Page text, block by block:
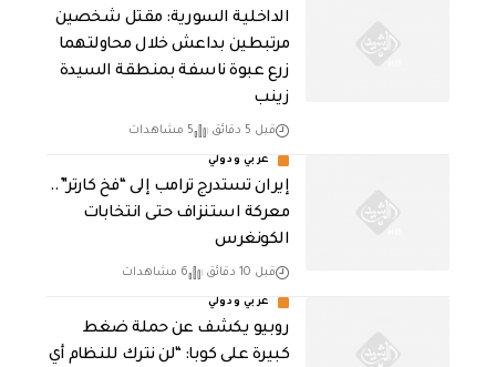
الداخلية السورية: مقتل شخصين
مرتبطين بداعش خلال محاولتهما
زرع عبوة ناسفة بمنطقة السيدة
زينب
قبل 5 دقائق 5 مشاهدات
عربي ودولي
إيران تستدرج ترامب إلى “فخ كارتر”..
معركة استنزاف حتى انتخابات
الكونغرس
قبل 10 دقائق 6 مشاهدات
عربي ودولي
روبيو يكشف عن حملة ضغط
كبيرة على كوبا: “لن نترك للنظام أي